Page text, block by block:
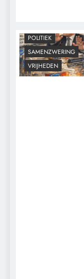
POLITIEK
SAMENZWERING
VRIJHEDEN